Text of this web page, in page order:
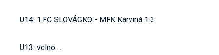
U14: 1.FC SLOVÁCKO - MFK Karviná 1:3
U13: volno…